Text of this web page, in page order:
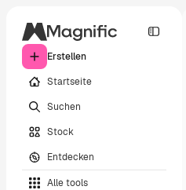
Erstellen
Startseite
Suchen
Stock
Entdecken
Alle tools